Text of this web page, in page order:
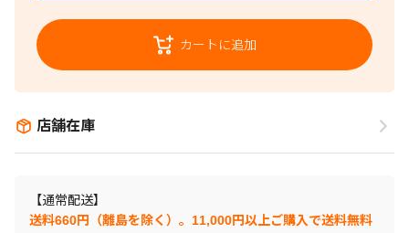
カートに追加
店舗在庫
【通常配送】
送料660円（離島を除く）。11,000円以上ご購入で送料無料